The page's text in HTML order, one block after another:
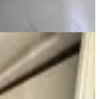
3+1 Daire Tıp